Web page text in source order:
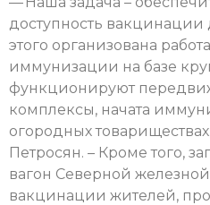
доступность вакцинации
этого организована
иммунизации на базе
функционируют
комплексы, начата
огородных
Петросян. – Кроме того,
вагон Северной
вакцинации жителей,